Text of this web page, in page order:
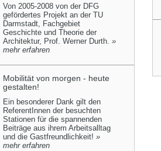
Von 2005-2008 von der DFG
gefördertes Projekt an der TU
Darmstadt, Fachgebiet
Geschichte und Theorie der
Architektur, Prof. Werner Durth. »
mehr erfahren
Mobilität von morgen - heute
gestalten!
Ein besonderer Dank gilt den
ReferentInnen der besuchten
Stationen für die spannenden
Beiträge aus ihrem Arbeitsalltag
und die Gastfreundlichkeit! »
mehr erfahren